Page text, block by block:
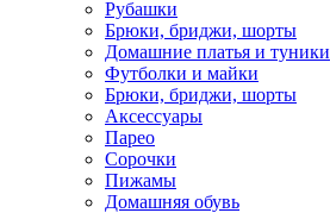
Рубашки
Брюки, бриджи, шорты
Домашние платья и туники
Футболки и майки
Брюки, бриджи, шорты
Аксессуары
Парео
Сорочки
Пижамы
Домашняя обувь